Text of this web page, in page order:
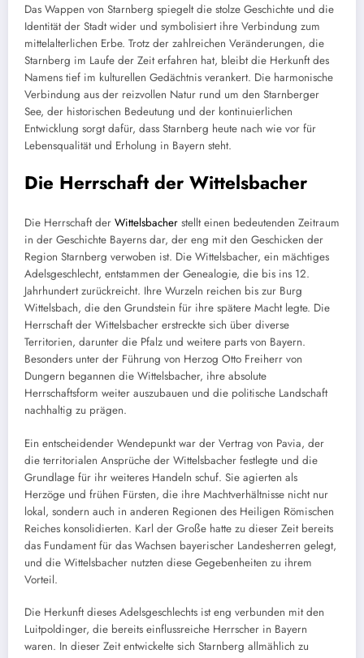
Das Wappen von Starnberg spiegelt die stolze Geschichte und die
Identität der Stadt wider und symbolisiert ihre Verbindung zum
mittelalterlichen Erbe. Trotz der zahlreichen Veränderungen, die
Starnberg im Laufe der Zeit erfahren hat, bleibt die Herkunft des
Namens tief im kulturellen Gedächtnis verankert. Die harmonische
Verbindung aus der reizvollen Natur rund um den Starnberger
See, der historischen Bedeutung und der kontinuierlichen
Entwicklung sorgt dafür, dass Starnberg heute nach wie vor für
Lebensqualität und Erholung in Bayern steht.
Die Herrschaft der Wittelsbacher
Die Herrschaft der Wittelsbacher stellt einen bedeutenden Zeitraum
in der Geschichte Bayerns dar, der eng mit den Geschicken der
Region Starnberg verwoben ist. Die Wittelsbacher, ein mächtiges
Adelsgeschlecht, entstammen der Genealogie, die bis ins 12.
Jahrhundert zurückreicht. Ihre Wurzeln reichen bis zur Burg
Wittelsbach, die den Grundstein für ihre spätere Macht legte. Die
Herrschaft der Wittelsbacher erstreckte sich über diverse
Territorien, darunter die Pfalz und weitere parts von Bayern.
Besonders unter der Führung von Herzog Otto Freiherr von
Dungern begannen die Wittelsbacher, ihre absolute
Herrschaftsform weiter auszubauen und die politische Landschaft
nachhaltig zu prägen.
Ein entscheidender Wendepunkt war der Vertrag von Pavia, der
die territorialen Ansprüche der Wittelsbacher festlegte und die
Grundlage für ihr weiteres Handeln schuf. Sie agierten als
Herzöge und frühen Fürsten, die ihre Machtverhältnisse nicht nur
lokal, sondern auch in anderen Regionen des Heiligen Römischen
Reiches konsolidierten. Karl der Große hatte zu dieser Zeit bereits
das Fundament für das Wachsen bayerischer Landesherren gelegt,
und die Wittelsbacher nutzten diese Gegebenheiten zu ihrem
Vorteil.
Die Herkunft dieses Adelsgeschlechts ist eng verbunden mit den
Luitpoldinger, die bereits einflussreiche Herrscher in Bayern
waren. In dieser Zeit entwickelte sich Starnberg allmählich zu